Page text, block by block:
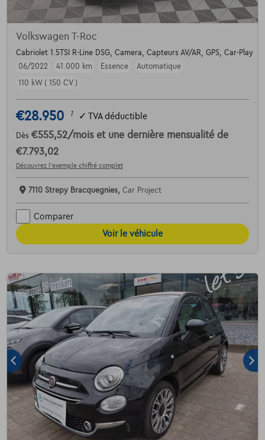
Volkswagen T-Roc
Cabriolet 1.5TSI R-Line DSG, Camera, Capteurs AV/AR, GPS, Car-Play
06/2022
41.000 km Essence
Automatique
110 kW ( 150 CV )
€28.950 1 ✓ TVA déductible
Dès €555,52/mois et une dernière mensualité de
€7.793,02
Découvrez l’exemple chiffré complet
7110 Strepy Bracquegnies, Car Project
Comparer
Voir le véhicule